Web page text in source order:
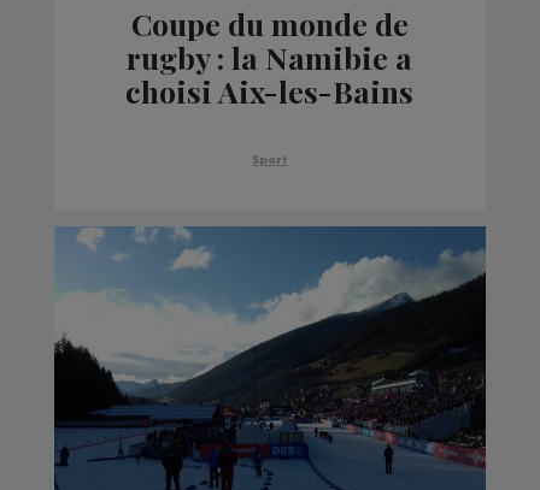
Coupe du monde de
rugby : la Namibie a
choisi Aix-les-Bains
Sport